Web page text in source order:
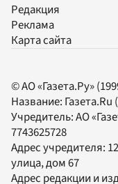
Редакция
Реклама
Карта сайта
© АО «Газета.Ру»
Название: Газета.Ru
Учредитель:АО
7743625728
Адрес учредителя:
улица, дом 67
Адрес редакции и